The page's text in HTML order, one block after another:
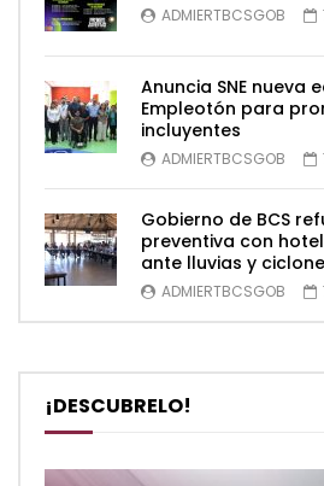
ADMIERTBCSGOB
Anuncia SNE nueva
Empleotón para
incluyentes
ADMIERTBCSGOB
Gobierno de BCS
preventiva con
ante lluvias y
ADMIERTBCSGOB
¡DESCUBRELO!